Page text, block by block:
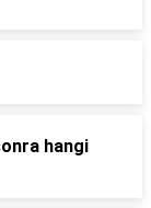
hangi